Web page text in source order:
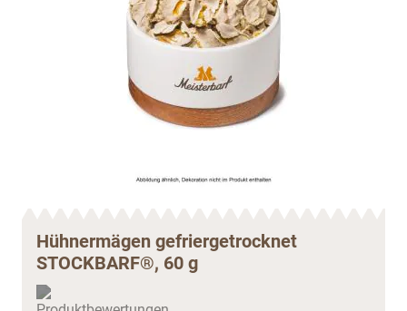
Hühnermägen gefriergetrocknet
STOCKBARF®, 60 g